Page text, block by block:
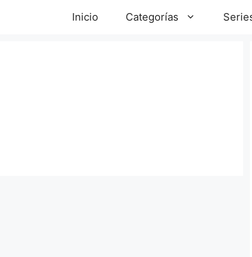
Inicio Categorías